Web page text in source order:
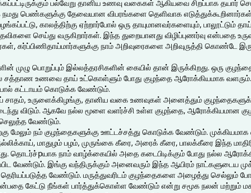
பல்வேறு தானிய உணவு வகைகள் ஆகியவை சிறப்பாக தயார்
பெண்களுக்கு தேவையான விபரங்களை தெளிவாக
காலத்திற்கு ஏற்றார்போல் ஒரு தாயுமானவர்களையும், பாலூட்டும்
செய்து வருகிறார்கள். இந்த துறையானது விழிப்புணர்வு என்பதை
கர்ப்பிணிதாய்மார்களுக்கு நாம் அறிவுரைகளை அறிவுருத்தி கொண்டே
முழு பொறுப்பும் இல்லத்தரசிகளின் கையில் தான் இருக்கிறது. ஒரு
நல்ல சத்தாண உணவை தாய் உட்கொள்ளும் போது குழந்தை ஆரோக்கியமாக
கட்டாயம் கொடுக்க வேண்டும்.
நெய் சாதம், உருளைக்கிழங்கு, தானிய வகை உணவுகள் அனைத்தும்
விடும். ஆகவே நல்ல மூளை வளர்ச்சி உள்ள குழந்தை, ஆரோக்கியமான
வேண்டும்.
மேலும் நம் குழந்தைகளுக்கு ஊட்டச்சத்து கொடுக்க வேண்டும்.
மாதுழம் பழம், முருங்கை கீரை, அரைக் கீரை, பாலக்கீரை இந்த
தொடர்ச்pயாக நாம் வாழ்க்கையில் அதை கடைபிடிக்கும் போது நல்ல
வேண்டும். இங்கு வந்திருக்கும் அனைவரும் இந்த ஆயிரம் நாட்களுடைய
வேண்டும். மருத்துவரிடம் குழந்தைகளை அழைத்து செல்லும்
கேட்டு நீங்கள் பார்த்துக்கொள்ள வேண்டும் என்று சமூக நலன் மற்றும்